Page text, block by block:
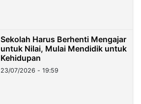
Sekolah Harus Berhenti Mengajar
untuk Nilai, Mulai Mendidik untuk
Kehidupan
23/07/2026 - 19:59